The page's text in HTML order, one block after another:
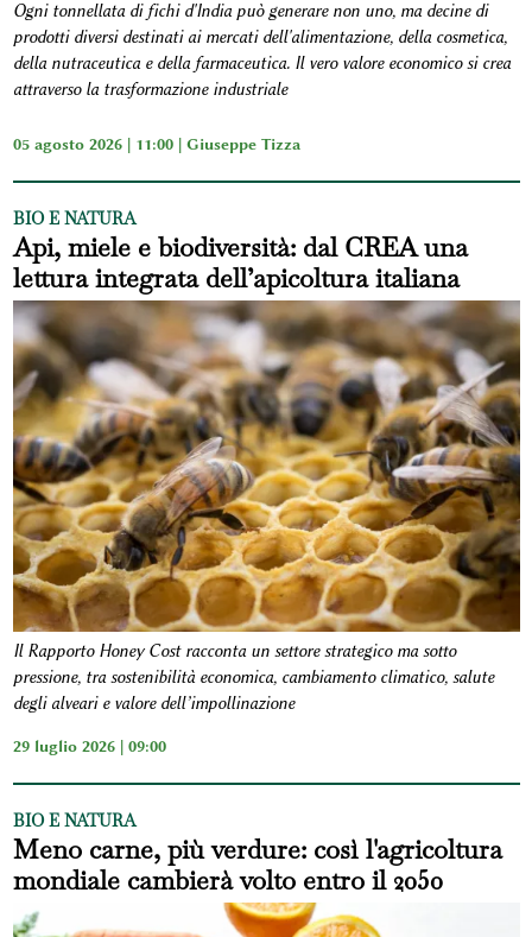
Ogni tonnellata di fichi d'India può generare non uno, ma decine di
prodotti diversi destinati ai mercati dell'alimentazione, della cosmetica,
della nutraceutica e della farmaceutica. Il vero valore economico si crea
attraverso la trasformazione industriale
05 agosto 2026 | 11:00 | Giuseppe Tizza
BIO E NATURA
Api, miele e biodiversità: dal CREA una
lettura integrata dell’apicoltura italiana
Il Rapporto Honey Cost racconta un settore strategico ma sotto
pressione, tra sostenibilità economica, cambiamento climatico, salute
degli alveari e valore dell’impollinazione
29 luglio 2026 | 09:00
BIO E NATURA
Meno carne, più verdure: così l'agricoltura
mondiale cambierà volto entro il 2050